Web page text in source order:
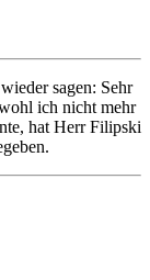
sagen: Sehr
ich nicht mehr
hat Herr Filipski